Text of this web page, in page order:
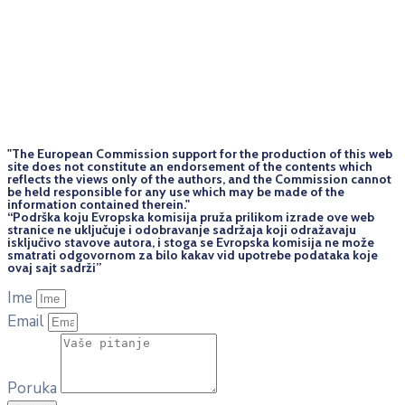
"The European Commission support for the production of this web
site does not constitute an endorsement of the contents which
reflects the views only of the authors, and the Commission cannot
be held responsi­ble for any use which may be made of the
information contained therein."
“Podrška koju Evropska komisija pruža prilikom izrade ove web
stranice ne uključuje i odobravanje sadržaja koji odražavaju
isključivo stavove autora, i stoga se Evropska komisija ne može
smatrati odgovornom za bilo kakav vid upotrebe podataka koje
ovaj sajt sadrži”
Ime
Email
Poruka